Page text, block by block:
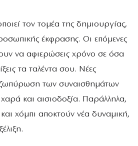
τον τομέα της δημιουργίας,
έκφρασης. Οι επόμενες
να αφιερώσεις χρόνο σε όσα
τα ταλέντα σου. Νέες
των συναισθημάτων
και αισιοδοξία. Παράλληλα,
χόμπι αποκτούν νέα δυναμική,